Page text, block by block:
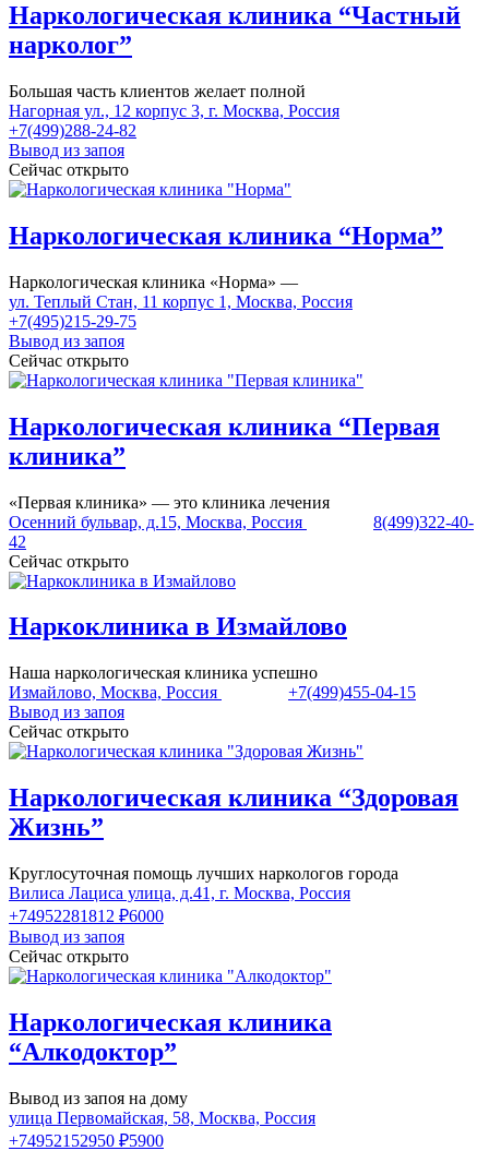
Наркологическая клиника “Частный
нарколог”
Большая часть клиентов желает полной
Нагорная ул., 12 корпус 3, г. Москва, Россия
+7(499)288-24-82
Вывод из запоя
Сейчас открыто
Наркологическая клиника “Норма”
Наркологическая клиника «Норма» —
ул. Теплый Стан, 11 корпус 1, Москва, Россия
+7(495)215-29-75
Вывод из запоя
Сейчас открыто
Наркологическая клиника “Первая
клиника”
«Первая клиника» — это клиника лечения
Осенний бульвар, д.15, Москва, Россия
8(499)322-40-
42
Сейчас открыто
Наркоклиника в Измайлово
Наша наркологическая клиника успешно
Измайлово, Москва, Россия
+7(499)455-04-15
Вывод из запоя
Сейчас открыто
Наркологическая клиника “Здоровая
Жизнь”
Круглосуточная помощь лучших наркологов города
Вилиса Лациса улица, д.41, г. Москва, Россия
+74952281812 ₽6000
Вывод из запоя
Сейчас открыто
Наркологическая клиника
“Алкодоктор”
Вывод из запоя на дому
улица Первомайская, 58, Москва, Россия
+74952152950 ₽5900